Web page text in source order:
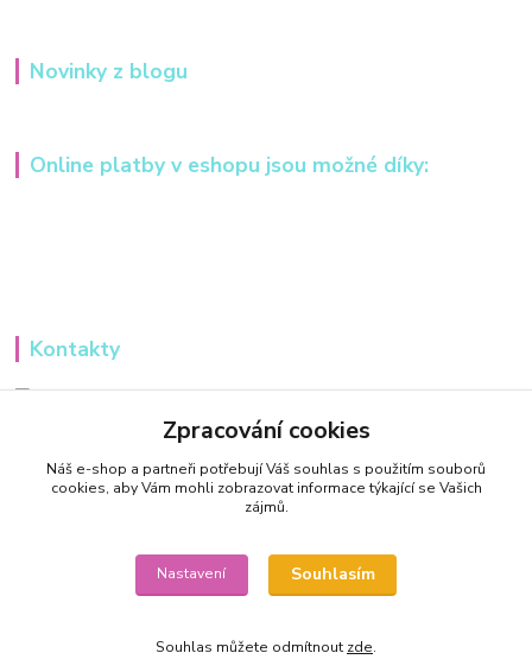
Novinky z blogu
Online platby v eshopu jsou možné díky:
Kontakty
+420 607984148
info@tvorivadilnicka.cz
Zpracování cookies
Náš e-shop a partneři potřebují Váš souhlas s použitím souborů
cookies, aby Vám mohli zobrazovat informace týkající se Vašich
zájmů.
Nastavení Souhlasím
Souhlas můžete odmítnout zde.